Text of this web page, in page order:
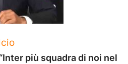
più squadra di noi nel